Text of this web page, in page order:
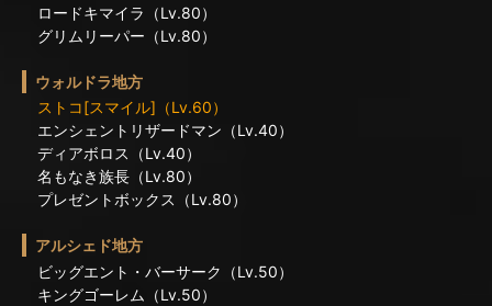
ロードキマイラ（Lv.80）
グリムリーパー（Lv.80）
ウォルドラ地方
ストコ[スマイル]（Lv.60）
エンシェントリザードマン（Lv.40）
ディアボロス（Lv.40）
名もなき族長（Lv.80）
プレゼントボックス（Lv.80）
アルシェド地方
ビッグエント・バーサーク（Lv.50）
キングゴーレム（Lv.50）